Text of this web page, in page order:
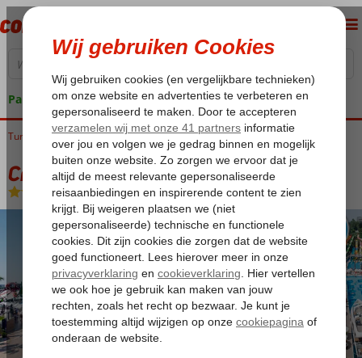
Pakketgarantie
Home
Turkije Turkse Riviera Side Kumkoy Crystal Sunset Pearl Collection
Crystal Sunset Pearl Collection
Ultra All Inclusive-Hotel